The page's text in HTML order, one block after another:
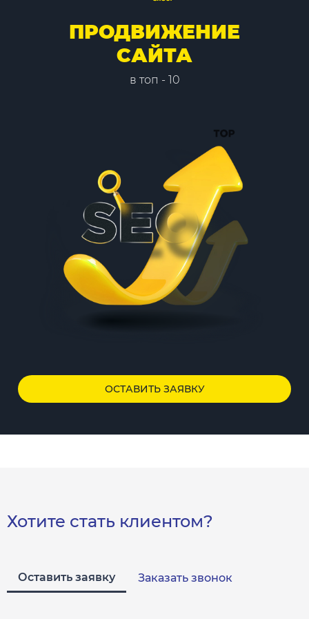
ПРОДВИЖЕНИЕ
САЙТА
в топ - 10
ОСТАВИТЬ ЗАЯВКУ
Хотите стать клиентом?
Оставить заявку Заказать звонок